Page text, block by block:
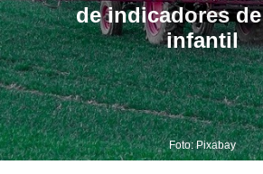
de indicadores
infantil
Foto: Pixabay